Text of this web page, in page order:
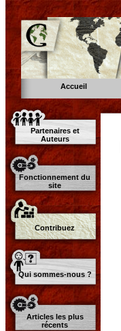
Accueil
Partenaires et
Auteurs
Fonctionnement du
site
Contribuez
Qui sommes-nous ?
Articles les plus
récents